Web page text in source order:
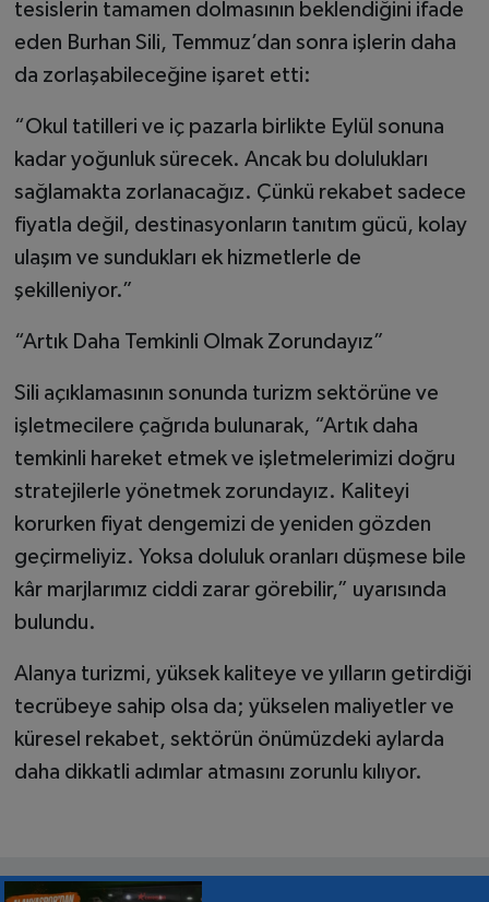
tesislerin tamamen dolmasının beklendiğini ifade
eden Burhan Sili, Temmuz’dan sonra işlerin daha
da zorlaşabileceğine işaret etti:
“Okul tatilleri ve iç pazarla birlikte Eylül sonuna
kadar yoğunluk sürecek. Ancak bu dolulukları
sağlamakta zorlanacağız. Çünkü rekabet sadece
fiyatla değil, destinasyonların tanıtım gücü, kolay
ulaşım ve sundukları ek hizmetlerle de
şekilleniyor.”
“Artık Daha Temkinli Olmak Zorundayız”
Sili açıklamasının sonunda turizm sektörüne ve
işletmecilere çağrıda bulunarak, “Artık daha
temkinli hareket etmek ve işletmelerimizi doğru
stratejilerle yönetmek zorundayız. Kaliteyi
korurken fiyat dengemizi de yeniden gözden
geçirmeliyiz. Yoksa doluluk oranları düşmese bile
kâr marjlarımız ciddi zarar görebilir,” uyarısında
bulundu.
Alanya turizmi, yüksek kaliteye ve yılların getirdiği
tecrübeye sahip olsa da; yükselen maliyetler ve
küresel rekabet, sektörün önümüzdeki aylarda
daha dikkatli adımlar atmasını zorunlu kılıyor.